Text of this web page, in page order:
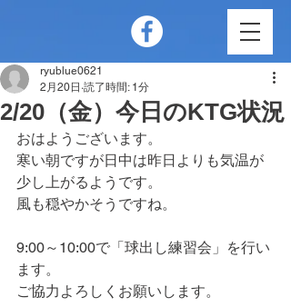
2/20（金）今日のKTG状況
ryublue0621
2月20日 読了時間: 1分
おはようございます。
寒い朝ですが日中は昨日よりも気温が
少し上がるようです。
風も穏やかそうですね。
9:00～10:00で「球出し練習会」を行い
ます。
ご協力よろしくお願いします。